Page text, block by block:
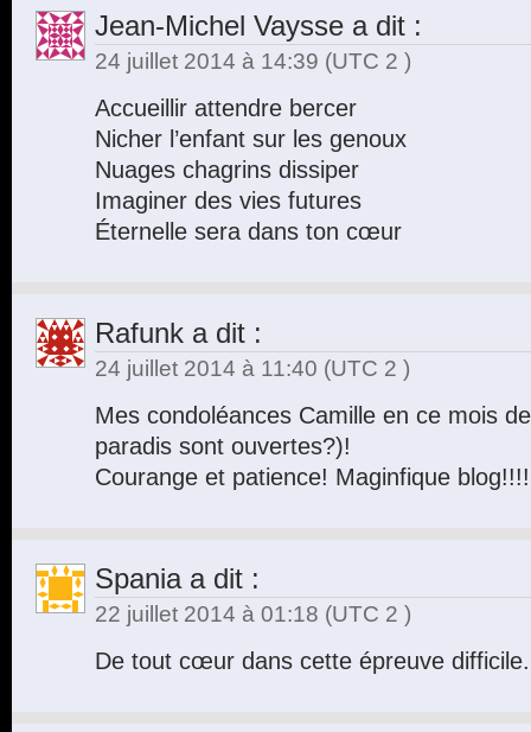
Jean-Michel Vaysse a dit :
24 juillet 2014 à 14:39 (UTC 2 )
Accueillir attendre bercer
Nicher l’enfant sur les genoux
Nuages chagrins dissiper
Imaginer des vies futures
Éternelle sera dans ton cœur
Rafunk a dit :
24 juillet 2014 à 11:40 (UTC 2 )
Mes condoléances Camille en ce mois
paradis sont ouvertes?)!
Courange et patience! Maginfique blog!!!!
Spaniaa dit :
22 juillet 2014 à 01:18 (UTC 2 )
De tout cœur dans cette épreuve